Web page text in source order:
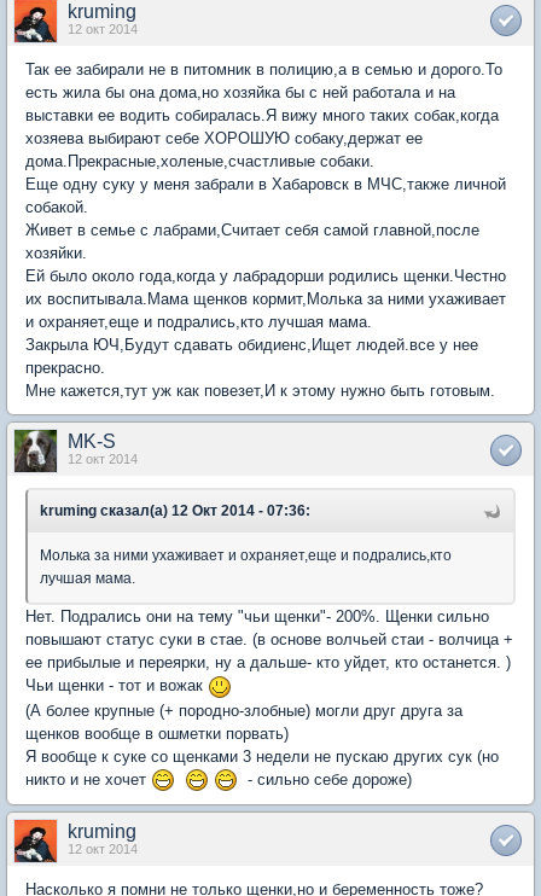
kruming
12 окт 2014
Так ее забирали не в питомник в полицию,а в семью и дорого.То
есть жила бы она дома,но хозяйка бы с ней работала и на
выставки ее водить собиралась.Я вижу много таких собак,когда
хозяева выбирают себе ХОРОШУЮ собаку,держат ее
дома.Прекрасные,холеные,счастливые собаки.
Еще одну суку у меня забрали в Хабаровск в МЧС,также личной
собакой.
Живет в семье с лабрами,Считает себя самой главной,после
хозяйки.
Ей было около года,когда у лабрадорши родились щенки.Честно
их воспитывала.Мама щенков кормит,Молька за ними ухаживает
и охраняет,еще и подрались,кто лучшая мама.
Закрыла ЮЧ,Будут сдавать обидиенс,Ищет людей.все у нее
прекрасно.
Мне кажется,тут уж как повезет,И к этому нужно быть готовым.
MK-S
12 окт 2014
kruming сказал(а) 12 Окт 2014 - 07:36:
Молька за ними ухаживает и охраняет,еще и подрались,кто
лучшая мама.
Нет. Подрались они на тему "чьи щенки"- 200%. Щенки сильно
повышают статус суки в стае. (в основе волчьей стаи - волчица +
ее прибылые и переярки, ну а дальше- кто уйдет, кто останется. )
Чьи щенки - тот и вожак
(А более крупные (+ породно-злобные) могли друг друга за
щенков вообще в ошметки порвать)
Я вообще к суке со щенками 3 недели не пускаю других сук (но
никто и не хочет
- сильно себе дороже)
kruming
12 окт 2014
Насколько я помни не только щенки,но и беременность тоже?